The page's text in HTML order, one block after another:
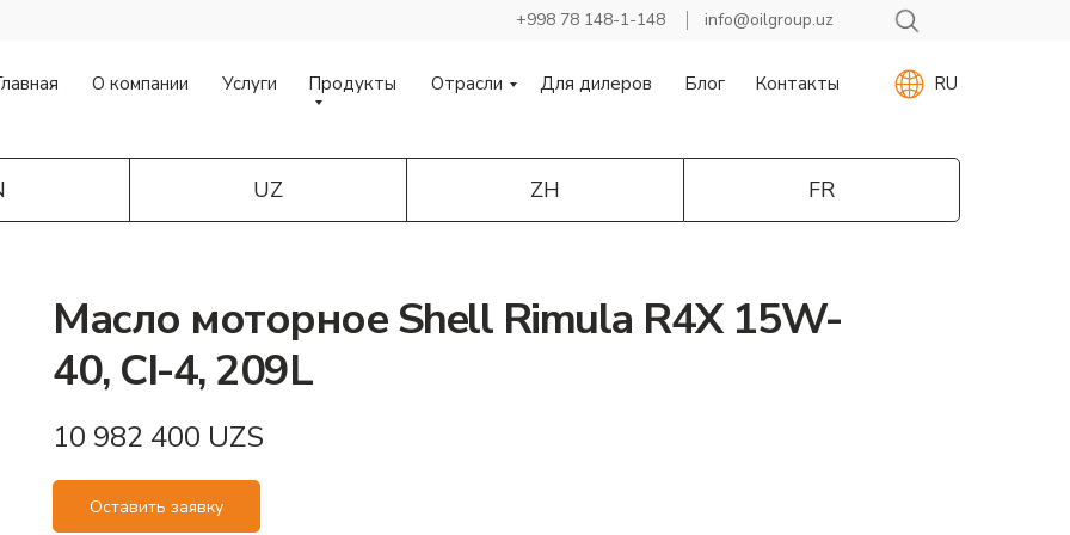
+998 78 148-1-148 info@oilgroup.uz
RU
Контакты
Блог
Для дилеров
Отрасли
Продукты
Услуги
О компании
UZ ZH FR
Масло моторное Shell Rimula R4X 15W-
40, CI-4, 209L
10 982 400 UZS
Оставить заявку